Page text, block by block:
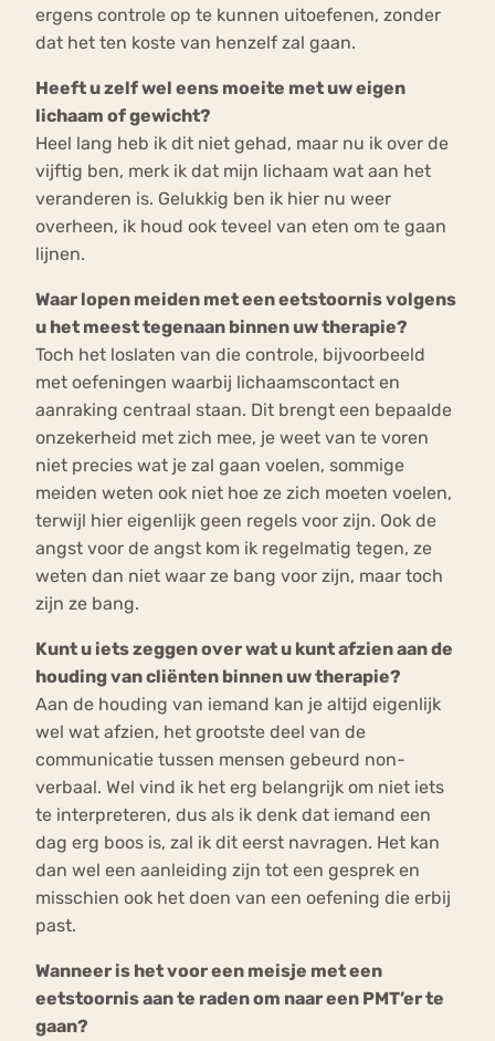
ergens controle op te kunnen uitoefenen, zonder
dat het ten koste van henzelf zal gaan.
Heeft u zelf wel eens moeite met uw eigen
lichaam of gewicht?
Heel lang heb ik dit niet gehad, maar nu ik over de
vijftig ben, merk ik dat mijn lichaam wat aan het
veranderen is. Gelukkig ben ik hier nu weer
overheen, ik houd ook teveel van eten om te gaan
lijnen.
Waar lopen meiden met een eetstoornis volgens
u het meest tegenaan binnen uw therapie?
Toch het loslaten van die controle, bijvoorbeeld
met oefeningen waarbij lichaamscontact en
aanraking centraal staan. Dit brengt een bepaalde
onzekerheid met zich mee, je weet van te voren
niet precies wat je zal gaan voelen, sommige
meiden weten ook niet hoe ze zich moeten voelen,
terwijl hier eigenlijk geen regels voor zijn. Ook de
angst voor de angst kom ik regelmatig tegen, ze
weten dan niet waar ze bang voor zijn, maar toch
zijn ze bang.
Kunt u iets zeggen over wat u kunt afzien aan de
houding van cliënten binnen uw therapie?
Aan de houding van iemand kan je altijd eigenlijk
wel wat afzien, het grootste deel van de
communicatie tussen mensen gebeurd non-
verbaal. Wel vind ik het erg belangrijk om niet iets
te interpreteren, dus als ik denk dat iemand een
dag erg boos is, zal ik dit eerst navragen. Het kan
dan wel een aanleiding zijn tot een gesprek en
misschien ook het doen van een oefening die erbij
past.
Wanneer is het voor een meisje met een
eetstoornis aan te raden om naar een PMT’er te
gaan?